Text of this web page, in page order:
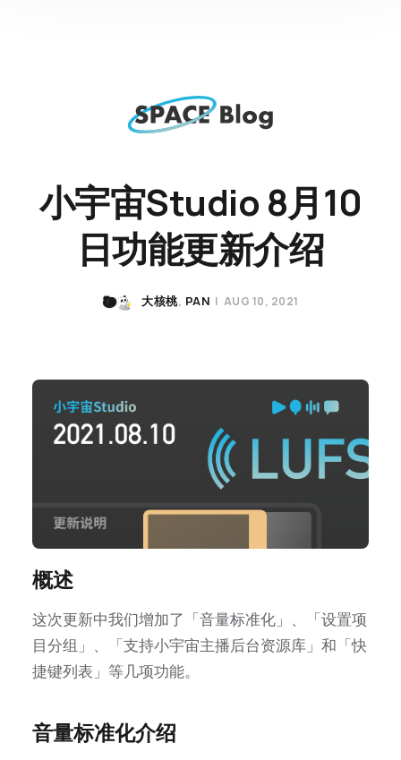
小宇宙Studio 8月10
日功能更新介绍
大核桃 PAN | AUG 10, 2021
概述
这次更新中我们增加了「音量标准化」、「设置项
目分组」、「支持小宇宙主播后台资源库」和「快
捷键列表」等几项功能。
音量标准化介绍